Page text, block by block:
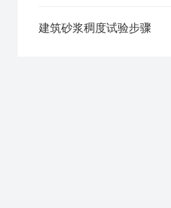
建筑砂浆稠度试验步骤